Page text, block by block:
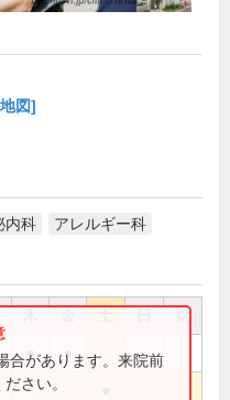
図]
内科 アレルギー科
祝
● ●
合があります。来院前
さい。